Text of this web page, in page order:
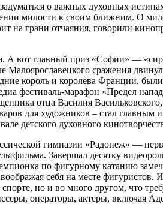
о важных духовных
милости к своим ближним. О
на грани отчаяния, говорили
А вот главный приз «Софии» —
сражения
король и королева Франции,
фестиваль-марафон «Предел
отца Василия
для художников – стал главным
детского духовного
гимназии «Радонеж» —
Завершал десятку
по фигурному катанию
себя на месте фигуристов.
но и во много другом, что
операторы, актеры, включая